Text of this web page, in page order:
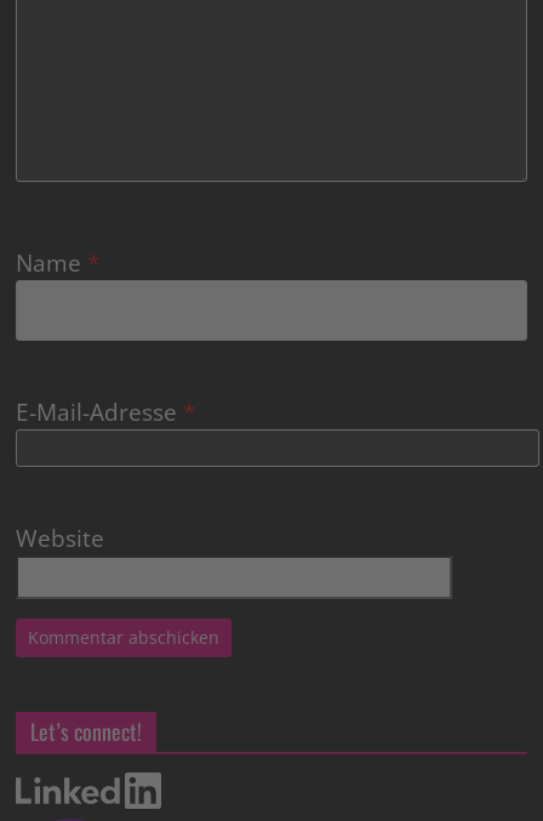
Name *
E-Mail-Adresse *
Website
Let’s connect!